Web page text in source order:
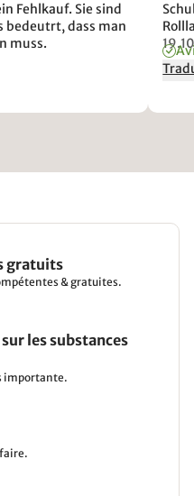
Fehlkauf. Sie sind
bedeutrt, dass man
muss.
gratuits
& gratuites.
les substances
importante.